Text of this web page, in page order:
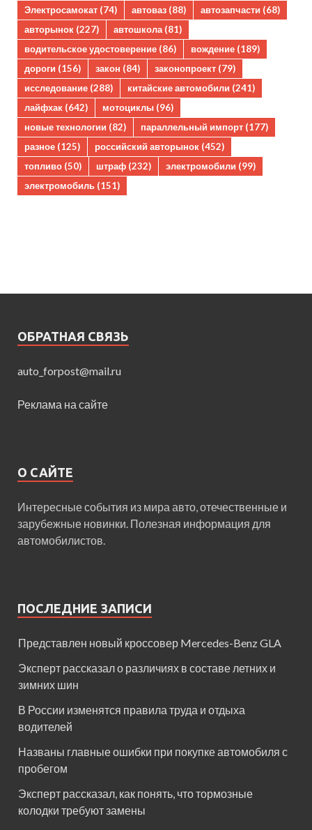
Электросамокат (74) автоваз (88) автозапчасти (68)
авторынок (227) автошкола(81)
водительское удостоверение (86) вождение (189)
дороги (156) закон (84) законопроект (79)
исследование (288) китайские автомобили (241)
лайфхак (642) мотоциклы (96)
новые технологии (82) параллельный импорт (177)
разное (125) российский авторынок (452)
топливо (50) штраф (232) электромобили (99)
электромобиль (151)
ОБРАТНАЯ СВЯЗЬ
auto_forpost@mail.ru
Реклама на сайте
О САЙТЕ
Интересные события из мира авто, отечественные и
зарубежные новинки. Полезная информация для
автомобилистов.
ПОСЛЕДНИЕ ЗАПИСИ
Представлен новый кроссовер Mercedes-Benz GLA
Эксперт рассказал о различиях в составе летних и
зимних шин
В России изменятся правила труда и отдыха
водителей
Названы главные ошибки при покупке автомобиля с
пробегом
Эксперт рассказал, как понять, что тормозные
колодки требуют замены